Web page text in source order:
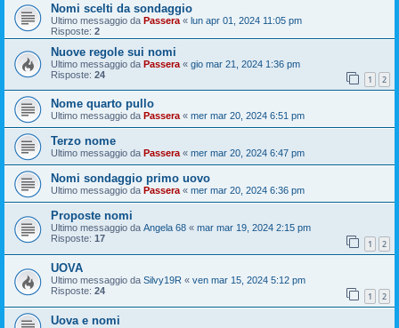
Nomi scelti da sondaggio
Ultimo messaggio da Passera « lun apr 01, 2024 11:05 pm
Risposte: 2
Nuove regole sui nomi
Ultimo messaggio da Passera « gio mar 21, 2024 1:36 pm
Risposte: 24 1 2
Nome quarto pullo
Ultimo messaggio da Passera « mer mar 20, 2024 6:51 pm
Terzo nome
Ultimo messaggio da Passera « mer mar 20, 2024 6:47 pm
Nomi sondaggio primo uovo
Ultimo messaggio da Passera « mer mar 20, 2024 6:36 pm
Proposte nomi
Ultimo messaggio da Angela 68 « mar mar 19, 2024 2:15 pm
Risposte: 17 1 2
UOVA
Ultimo messaggio da Silvy19R « ven mar 15, 2024 5:12 pm
Risposte: 24 1 2
Uova e nomi